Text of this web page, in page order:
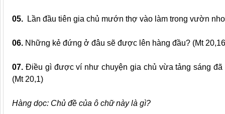
05. Lần đầu tiên gia chủ mướn thợ vào làm trong vườn
06. Những kẻ đứng ở đâu sẽ được lên hàng đầu? (Mt
07. Điều gì được ví như chuyện gia chủ vừa tảng sáng
(Mt 20,1)
Hàng dọc: Chủ đề của ô chữ này là gì?